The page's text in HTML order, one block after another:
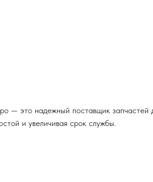
надежный поставщик запчастей
и увеличивая срок службы.